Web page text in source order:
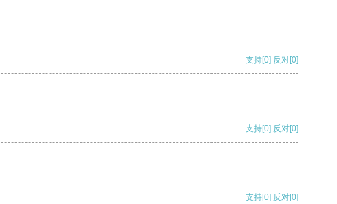
支持[0] 反对[0]
支持[0] 反对[0]
支持[0] 反对[0]